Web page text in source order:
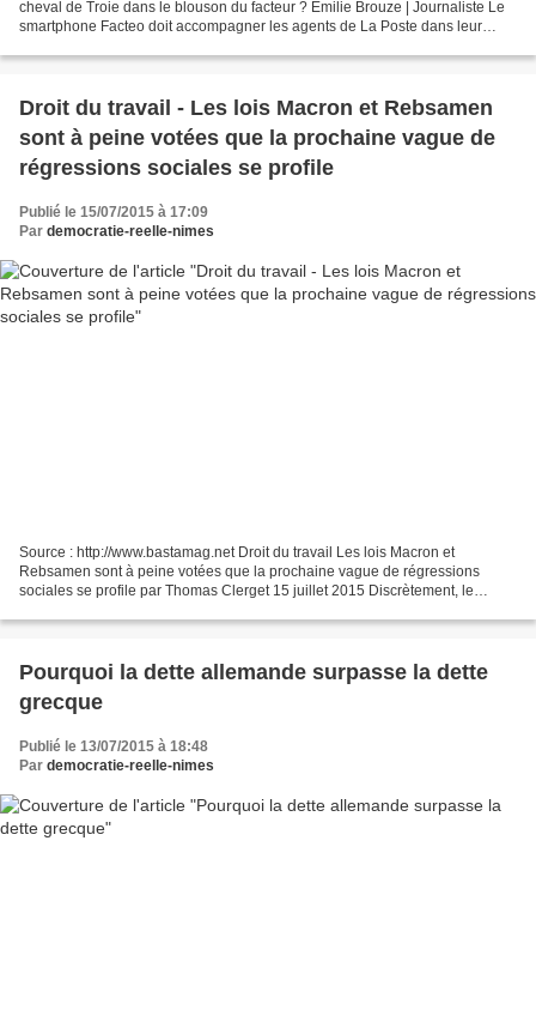
cheval de Troie dans le blouson du facteur ? Emilie Brouze | Journaliste Le
smartphone Facteo doit accompagner les agents de La Poste dans leur
Droit du travail - Les lois Macron et Rebsamen
sont à peine votées que la prochaine vague de
régressions sociales se profile
Publié le 15/07/2015 à 17:09
Par democratie-reelle-nimes
Source : http://www.bastamag.net Droit du travail Les lois Macron et
Rebsamen sont à peine votées que la prochaine vague de régressions
sociales se profile par Thomas Clerget 15 juillet 2015 Discrètement, le
Pourquoi la dette allemande surpasse la dette
grecque
Publié le 13/07/2015 à 18:48
Par democratie-reelle-nimes